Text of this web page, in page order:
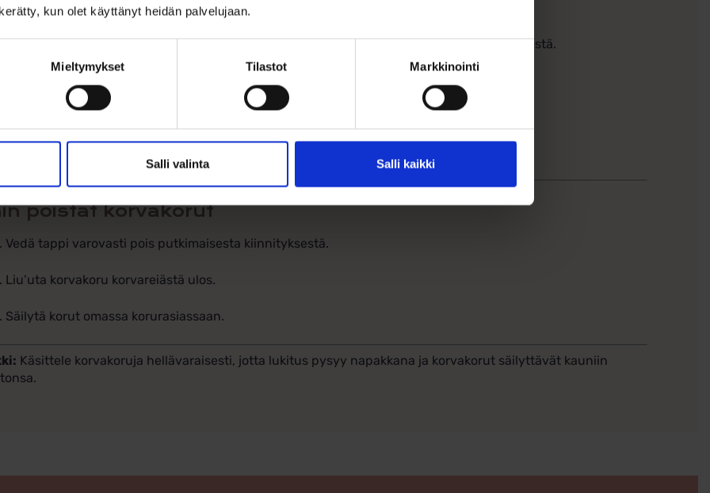
kun olet käyttänyt heidän palvelujaan.
Mieltymykset Tilastot Markkinointi
Salli valinta Salli kaikki
Taivuta kevyesti korvakorun tappiosaa ulospäin, jolloin se irtoaa putkimaisesta kiinnityksestä.
Vie tappi varovasti korvareiästä läpi. Älä taivuta rengasta.
poistat korvakorut
Vedä tappi varovasti pois putkimaisesta kiinnityksestä.
Liu’uta korvakoru korvareiästä ulos.
Säilytä korut omassa korurasiassaan.
Käsittele korvakoruja hellävaraisesti, jotta lukitus pysyy napakkana ja korvakorut säilyttävät kauniin